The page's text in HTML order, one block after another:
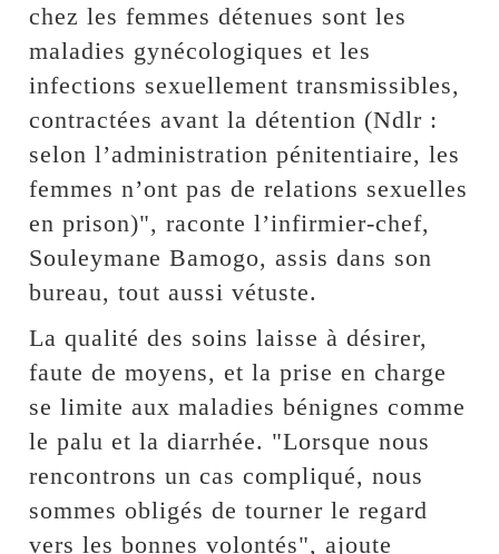
chez les femmes détenues sont les
maladies gynécologiques et les
infections sexuellement transmissibles,
contractées avant la détention (Ndlr :
selon l’administration pénitentiaire, les
femmes n’ont pas de relations sexuelles
en prison)", raconte l’infirmier-chef,
Souleymane Bamogo, assis dans son
bureau, tout aussi vétuste.
La qualité des soins laisse à désirer,
faute de moyens, et la prise en charge
se limite aux maladies bénignes comme
le palu et la diarrhée. "Lorsque nous
rencontrons un cas compliqué, nous
sommes obligés de tourner le regard
vers les bonnes volontés", ajoute